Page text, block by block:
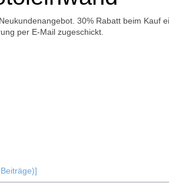
30% Rabatt beim Kauf
per E-Mail zugeschickt.